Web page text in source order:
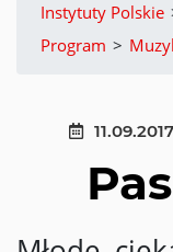
Instytuty Polskie
Program >
11.09.2017